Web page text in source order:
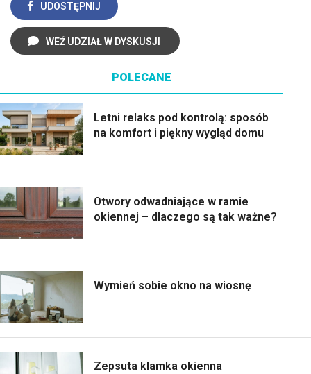
UDOSTĘPNIJ
WEŹ UDZIAŁ W DYSKUSJI
POLECANE
Letni relaks pod kontrolą: sposób
na komfort i piękny wygląd domu
Otwory odwadniające w ramie
okiennej – dlaczego są tak ważne?
Wymień sobie okno na wiosnę
Zepsuta klamka okienna